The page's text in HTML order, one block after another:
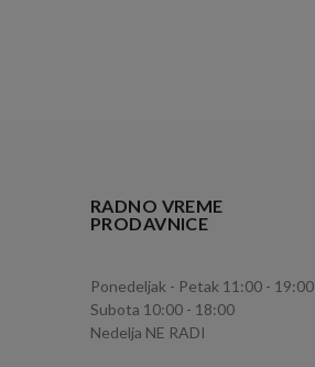
RADNO VREME
PRODAVNICE
Ponedeljak - Petak 11:00 - 19:00
Subota 10:00 - 18:00
Nedelja NE RADI